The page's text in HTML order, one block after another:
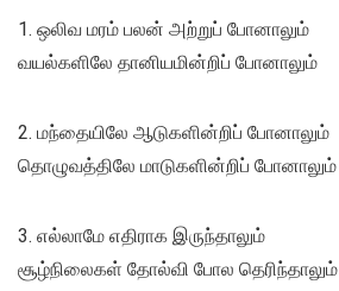
1. ஒலிவ மரம் பலன் அற்றுப் போனாலும்
வயல்களிலே தானியமின்றிப் போனாலும்
2. மந்தையிலே ஆடுகளின்றிப் போனாலும்
தொழுவத்திலே மாடுகளின்றிப் போனாலும்
3. எல்லாமே எதிராக இருந்தாலும்
சூழ்நிலைகள் தோல்வி போல தெரிந்தாலும்